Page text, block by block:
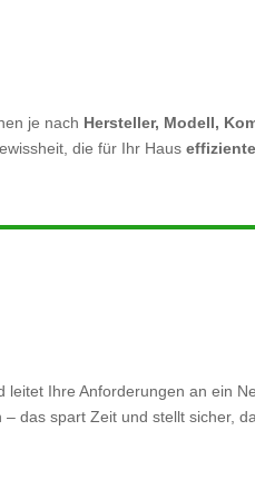
je nach Hersteller, Modell,
die für Ihr Haus
Ihre Anforderungen an ein
das spart Zeit und stellt sicher,